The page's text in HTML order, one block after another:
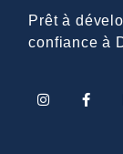
Prêt à
confiance à